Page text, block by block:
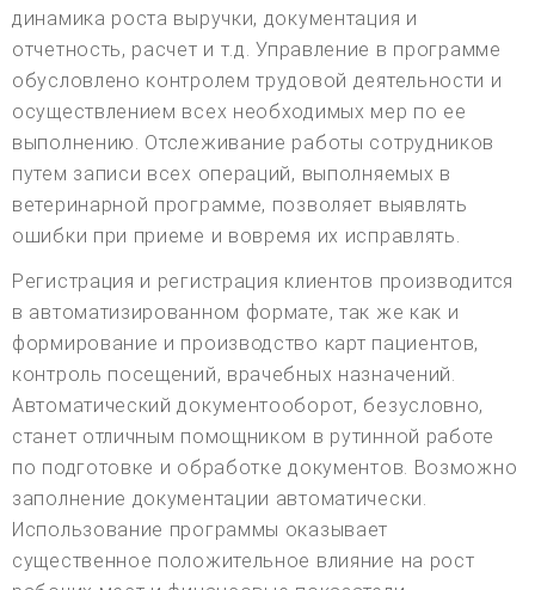
динамика роста выручки, документация и
отчетность, расчет и т.д. Управление в программе
обусловлено контролем трудовой деятельности и
осуществлением всех необходимых мер по ее
выполнению. Отслеживание работы сотрудников
путем записи всех операций, выполняемых в
ветеринарной программе, позволяет выявлять
ошибки при приеме и вовремя их исправлять.
Регистрация и регистрация клиентов производится
в автоматизированном формате, так же как и
формирование и производство карт пациентов,
контроль посещений, врачебных назначений.
Автоматический документооборот, безусловно,
станет отличным помощником в рутинной работе
по подготовке и обработке документов. Возможно
заполнение документации автоматически.
Использование программы оказывает
существенное положительное влияние на рост